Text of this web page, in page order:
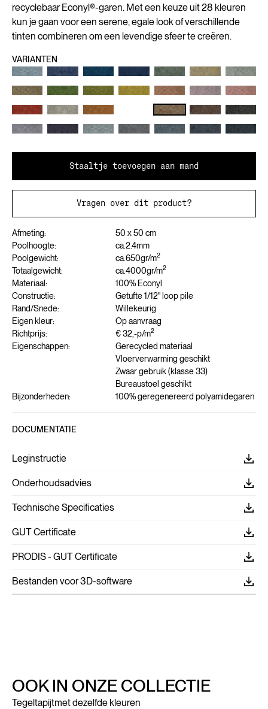
recyclebaar Econyl®-garen. Met een keuze uit 28 kleuren
kun je gaan voor een serene, egale look of verschillende
tinten combineren om een levendige sfeer te creëren.
VARIANTEN
Staaltje toevoegen aan mand
Vragen over dit product?
Afmeting:
50 x 50 cm
Poolhoogte:
ca.2.4mm
Poolgewicht:
ca.650gr/m2
Totaalgewicht: ca.4000gr/m2
Materiaal:
100% Econyl
Constructie:
Getufte 1/12" loop pile
Rand/Snede:
Willekeurig
Eigen kleur:
Op aanvraag
Richtprijs:
€ 32,-p/m2
Eigenschappen:
Gerecycled materiaal
Vloerverwarming geschikt
Zwaar gebruik (klasse 33)
Bureaustoel geschikt
Bijzonderheden:
100% geregenereerd polyamidegaren
DOCUMENTATIE
Leginstructie
Onderhoudsadvies
Technische Specificaties
GUT Certificate
PRODIS - GUT Certificate
Bestanden voor 3D-software
OOK IN ONZE COLLECTIE
Tegeltapijtmet dezelfde kleuren